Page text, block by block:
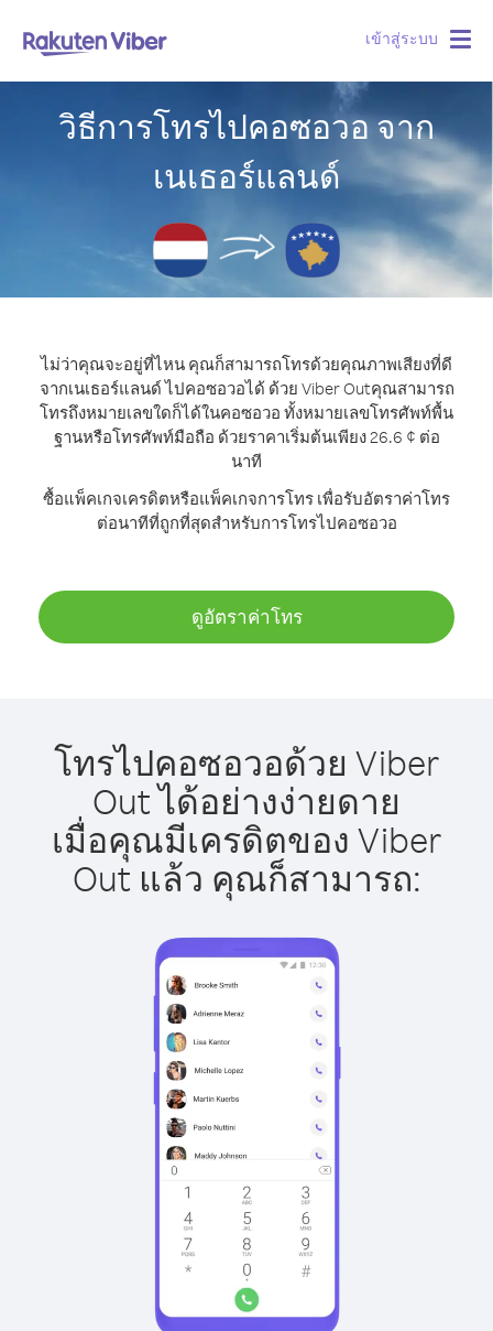
เข้าสู่ระบบ
วิธีการโทรไปคอซอวอ จาก
เนเธอร์แลนด์
ไม่ว่าคุณจะอยู่ที่ไหน คุณก็สามารถโทรด้วยคุณภาพเสียงที่ดี
จากเนเธอร์แลนด์ ไปคอซอวอได้ ด้วย Viber Outคุณสามารถ
โทรถึงหมายเลขใดก็ได้ในคอซอวอ ทั้งหมายเลขโทรศัพท์พื้น
ฐานหรือโทรศัพท์มือถือ ด้วยราคาเริ่มต้นเพียง 26.6 ¢ ต่อ
นาที
ซื้อแพ็คเกจเครดิตหรือแพ็คเกจการโทร เพื่อรับอัตราค่าโทร
ต่อนาทีที่ถูกที่สุดสำหรับการโทรไปคอซอวอ
ดูอัตราค่าโทร
โทรไปคอซอวอด้วย Viber
Out ได้อย่างง่ายดาย
เมื่อคุณมีเครดิตของ Viber
Out แล้ว คุณก็สามารถ: